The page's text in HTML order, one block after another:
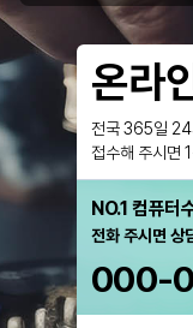
온라
전국 365일 24
접수해 주시면
NO.1 컴퓨터
전화 주시면 상
000-